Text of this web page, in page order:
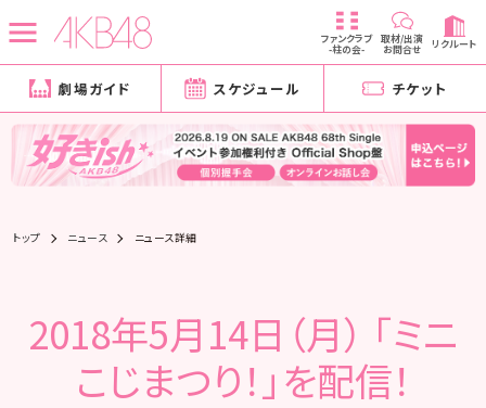
ファンクラブ
-柱の会-
取材/出演
お問合せ リクルート
劇場ガイド スケジュール チケット
トップ ニュース ニュース詳細
2018年5月14日（月） 「ミニ
こじまつり！」を配信！